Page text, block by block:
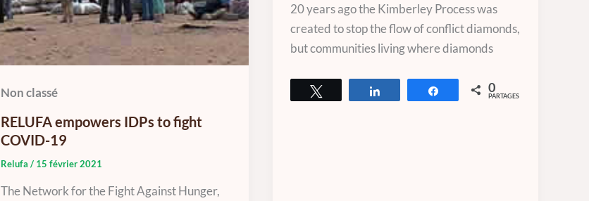
Non classé
RELUFA empowers IDPs to fight
COVID-19
Relufa / 15 février 2021
The Network for the Fight Against Hunger,
20 years ago the Kimberley Process was
created to stop the flow of conflict diamonds,
but communities living where diamonds
Partagez 0
PARTAGES